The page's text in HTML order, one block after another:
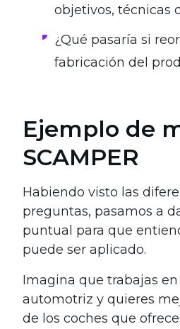
objetivos, técnicas
¿Qué pasaría si
fabricación del
Ejemplo de
SCAMPER
Habiendo visto las
preguntas, pasamos a
puntual para que
puede ser aplicado.
Imagina que trabajas
automotriz y quieres
de los coches que